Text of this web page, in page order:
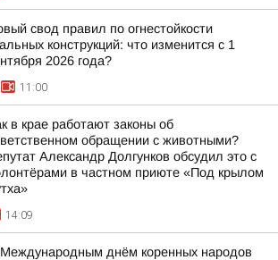
свод правил по огнестойкости
конструкций: что изменится с 1
2026 года?
11:00
в крае работают законы об
обращении с животными?
Александр Долгунков обсудил это с
в частном приюте «Под крылом
14:09
днём коренных народов